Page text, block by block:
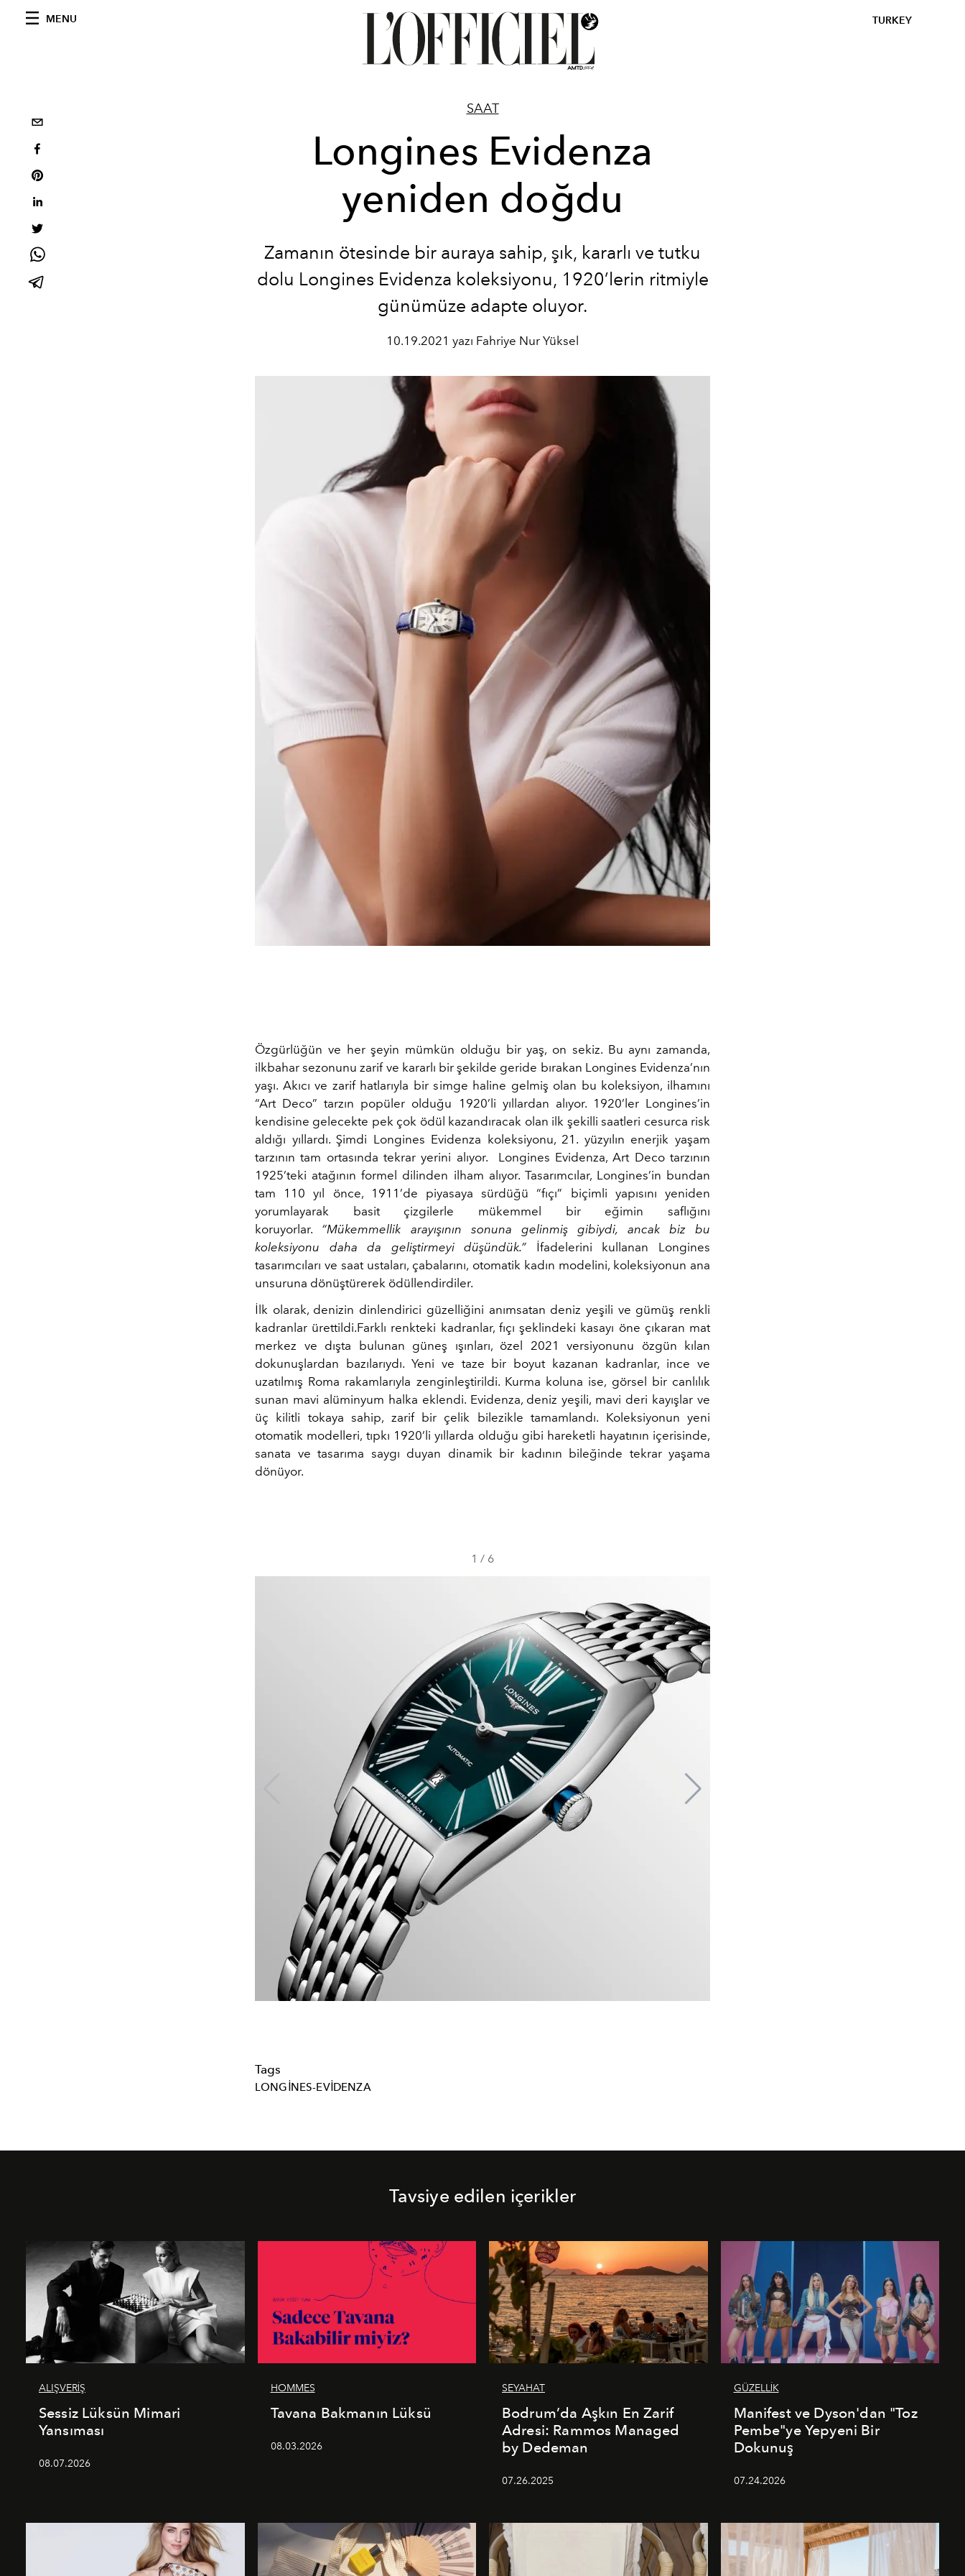
MENU TURKEY
SAAT
Longines Evidenza
yeniden doğdu
Zamanın ötesinde bir auraya sahip, şık, kararlı ve tutku
dolu Longines Evidenza koleksiyonu, 1920’lerin ritmiyle
günümüze adapte oluyor.
10.19.2021 yazı Fahriye Nur Yüksel
Özgürlüğün ve her şeyin mümkün olduğu bir yaş, on sekiz. Bu aynı zamanda,
ilkbahar sezonunu zarif ve kararlı bir şekilde geride bırakan Longines Evidenza’nın
yaşı. Akıcı ve zarif hatlarıyla bir simge haline gelmiş olan bu koleksiyon, ilhamını
“Art Deco” tarzın popüler olduğu 1920’li yıllardan alıyor. 1920’ler Longines’in
kendisine gelecekte pek çok ödül kazandıracak olan ilk şekilli saatleri cesurca risk
aldığı yıllardı. Şimdi Longines Evidenza koleksiyonu, 21. yüzyılın enerjik yaşam
tarzının tam ortasında tekrar yerini alıyor. Longines Evidenza, Art Deco tarzının
1925’teki atağının formel dilinden ilham alıyor. Tasarımcılar, Longines’in bundan
tam 110 yıl önce, 1911’de piyasaya sürdüğü “fıçı” biçimli yapısını yeniden
yorumlayarak basit çizgilerle mükemmel bir eğimin saflığını
koruyorlar. “Mükemmellik arayışının sonuna gelinmiş gibiydi, ancak biz bu
koleksiyonu daha da geliştirmeyi düşündük.” İfadelerini kullanan Longines
tasarımcıları ve saat ustaları, çabalarını, otomatik kadın modelini, koleksiyonun ana
unsuruna dönüştürerek ödüllendirdiler.
İlk olarak, denizin dinlendirici güzelliğini anımsatan deniz yeşili ve gümüş renkli
kadranlar ürettildi.Farklı renkteki kadranlar, fıçı şeklindeki kasayı öne çıkaran mat
merkez ve dışta bulunan güneş ışınları, özel 2021 versiyonunu özgün kılan
dokunuşlardan bazılarıydı. Yeni ve taze bir boyut kazanan kadranlar, ince ve
uzatılmış Roma rakamlarıyla zenginleştirildi. Kurma koluna ise, görsel bir canlılık
sunan mavi alüminyum halka eklendi. Evidenza, deniz yeşili, mavi deri kayışlar ve
üç kilitli tokaya sahip, zarif bir çelik bilezikle tamamlandı. Koleksiyonun yeni
otomatik modelleri, tıpkı 1920’li yıllarda olduğu gibi hareketli hayatının içerisinde,
sanata ve tasarıma saygı duyan dinamik bir kadının bileğinde tekrar yaşama
dönüyor.
1 / 6
Tags
LONGINES-EVIDENZA
Tavsiye edilen içerikler
ALIŞVERİŞ
Sessiz Lüksün Mimari
Yansıması
08.07.2026
HOMMES
Tavana Bakmanın Lüksü
08.03.2026
SEYAHAT
Bodrum’da Aşkın En Zarif
Adresi: Rammos Managed
by Dedeman
07.26.2025
GÜZELLİK
Manifest ve Dyson'dan "Toz
Pembe"ye Yepyeni Bir
Dokunuş
07.24.2026